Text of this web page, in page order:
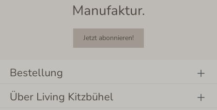
Manufaktur.
Jetzt abonnieren!
Bestellung
Über Living Kitzbühel